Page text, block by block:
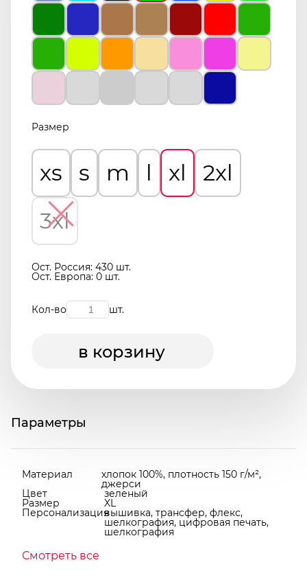
Размер
xs s m l xl
2xl
3xl
Ост. Россия: 430 шт.
Ост. Европа: 0 шт.
Кол-во шт.
в корзину
Параметры
Материал хлопок 100%, плотность 150 г/м²,
джерси
Цвет зеленый
Размер XL
Персонализациявышивка, трансфер, флекс,
шелкография, цифровая печать,
шелкография
Смотреть все